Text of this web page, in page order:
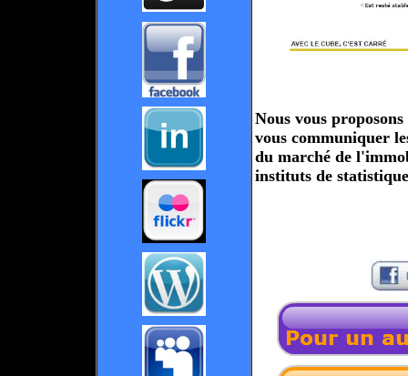
Nous vous
vous communiquer
du marché de
instituts de